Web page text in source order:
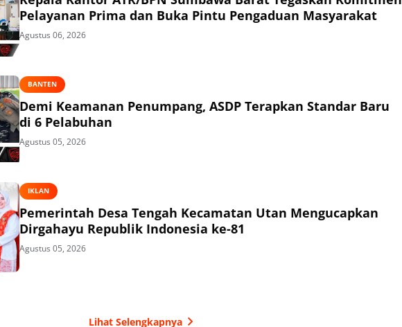
Pelayanan Prima dan Buka Pintu Pengaduan Masyarakat
Agustus 06, 2026
BANTEN
Demi Keamanan Penumpang, ASDP Terapkan Standar Baru
di 6 Pelabuhan
Agustus 05, 2026
IKLAN
Pemerintah Desa Tengah Kecamatan Utan Mengucapkan
Dirgahayu Republik Indonesia ke-81
Agustus 05, 2026
Lihat Selengkapnya